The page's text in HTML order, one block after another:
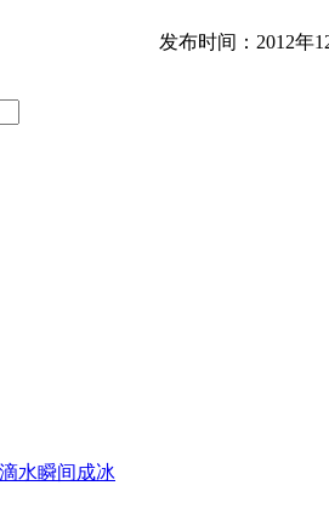
发布时间：2012年
水瞬间成冰